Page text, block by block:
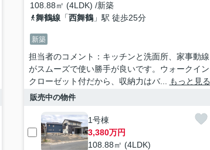
108.88㎡ (4LDK) /新築
舞鶴線「西舞鶴」駅 徒歩25分
新築
担当者のコメント：キッチンと洗面所、家事動線
がスムーズで使い勝手が良いです。ウォークイン
クローゼット付だから、収納力はバ...
もっと見る
販売中の物件
1号棟
3,380万円
108.88㎡ (4LDK)